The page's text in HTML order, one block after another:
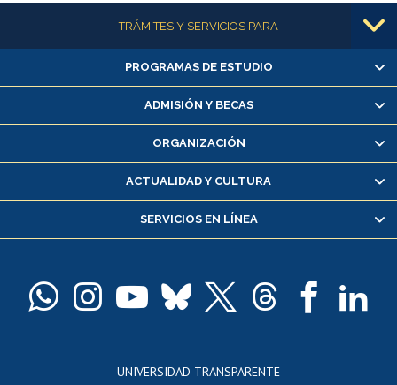
Más informaciónTRÁMITES Y SERVICIOS PARA
Alumnas/os y exalumnas/os
Matrícula en línea
Inscripción y cambio de asignaturas
Consulta y certificado de notas
Servicio médico y dental
Pago de arancel y crédito alumnos
Docentes
PROGRAMAS DE ESTUDIO
ADMISIÓN Y BECAS
ORGANIZACIÓN
ACTUALIDAD Y CULTURA
SERVICIOS EN LÍNEA
UNIVERSIDAD TRANSPARENTE